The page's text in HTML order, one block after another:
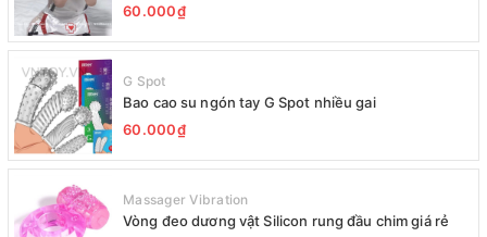
60.000₫
G Spot
Bao cao su ngón tay G Spot nhiều gai
60.000₫
Massager Vibration
Vòng đeo dương vật Silicon rung đầu chim giá rẻ